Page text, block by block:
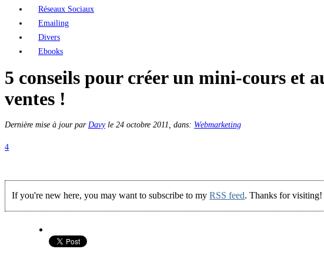
Réseaux Sociaux
Emailing
Divers
Ebooks
5 conseils pour créer un mini-cours et
ventes !
Dernière mise à jour par Davyle 24 octobre 2011, dans: Webmarketing
4
If you're new here, you may want to subscribe to myRSS feed. Thanks for visiting!